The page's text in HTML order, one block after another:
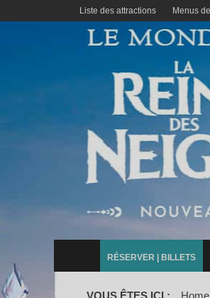
Liste des attractions Menus
RÉSERVER | BILLETS
VOUS ÊTES ICI : Home